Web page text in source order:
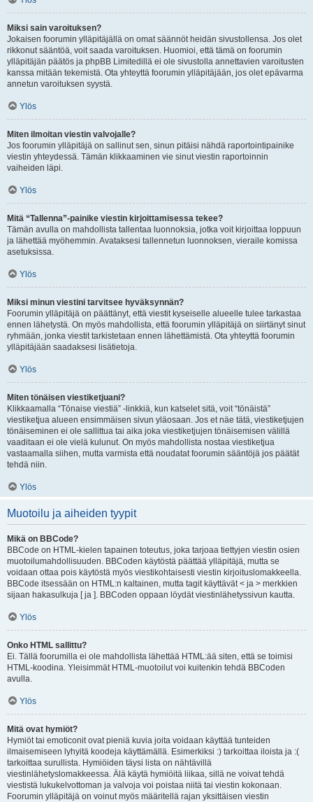
Miksi sain varoituksen?
Jokaisen foorumin ylläpitäjällä on omat säännöt heidän sivustollensa. Jos olet
rikkonut sääntöä, voit saada varoituksen. Huomioi, että tämä on foorumin
ylläpitäjän päätös ja phpBB Limitedillä ei ole sivustolla annettavien varoitusten
kanssa mitään tekemistä. Ota yhteyttä foorumin ylläpitäjään, jos olet epävarma
annetun varoituksen syystä.
Ylös
Miten ilmoitan viestin valvojalle?
Jos foorumin ylläpitäjä on sallinut sen, sinun pitäisi nähdä raportointipainike
viestin yhteydessä. Tämän klikkaaminen vie sinut viestin raportoinnin
vaiheiden läpi.
Ylös
Mitä “Tallenna”-painike viestin kirjoittamisessa tekee?
Tämän avulla on mahdollista tallentaa luonnoksia, jotka voit kirjoittaa loppuun
ja lähettää myöhemmin. Avataksesi tallennetun luonnoksen, vieraile komissa
asetuksissa.
Ylös
Miksi minun viestini tarvitsee hyväksynnän?
Foorumin ylläpitäjä on päättänyt, että viestit kyseiselle alueelle tulee tarkastaa
ennen lähetystä. On myös mahdollista, että foorumin ylläpitäjä on siirtänyt sinut
ryhmään, jonka viestit tarkistetaan ennen lähettämistä. Ota yhteyttä foorumin
ylläpitäjään saadaksesi lisätietoja.
Ylös
Miten tönäisen viestiketjuani?
Klikkaamalla “Tönaise viestiä” -linkkiä, kun katselet sitä, voit “tönäistä”
viestiketjua alueen ensimmäisen sivun yläosaan. Jos et näe tätä, viestiketjujen
tönäiseminen ei ole sallittua tai aika joka viestiketjujen tönäisemisen välillä
vaaditaan ei ole vielä kulunut. On myös mahdollista nostaa viestiketjua
vastaamalla siihen, mutta varmista että noudatat foorumin sääntöjä jos päätät
tehdä niin.
Ylös
Muotoilu ja aiheiden tyypit
Mikä on BBCode?
BBCode on HTML-kielen tapainen toteutus, joka tarjoaa tiettyjen viestin osien
muotoilumahdollisuuden. BBCoden käytöstä päättää ylläpitäjä, mutta se
voidaan ottaa pois käytöstä myös viestikohtaisesti viestin kirjoituslomakkeella.
BBCode itsessään on HTML:n kaltainen, mutta tagit käyttävät < ja > merkkien
sijaan hakasulkuja [ ja ]. BBCoden oppaan löydät viestinlähetyssivun kautta.
Ylös
Onko HTML sallittu?
Ei. Tällä foorumilla ei ole mahdollista lähettää HTML:ää siten, että se toimisi
HTML-koodina. Yleisimmät HTML-muotoilut voi kuitenkin tehdä BBCoden
avulla.
Ylös
Mitä ovat hymiöt?
Hymiöt tai emoticonit ovat pieniä kuvia joita voidaan käyttää tunteiden
ilmaisemiseen lyhyitä koodeja käyttämällä. Esimerkiksi :) tarkoittaa iloista ja :(
tarkoittaa surullista. Hymiöiden täysi lista on nähtävillä
viestinlähetyslomakkeessa. Älä käytä hymiöitä liikaa, sillä ne voivat tehdä
viestistä lukukelvottoman ja valvoja voi poistaa niitä tai viestin kokonaan.
Foorumin ylläpitäjä on voinut myös määritellä rajan yksittäisen viestin